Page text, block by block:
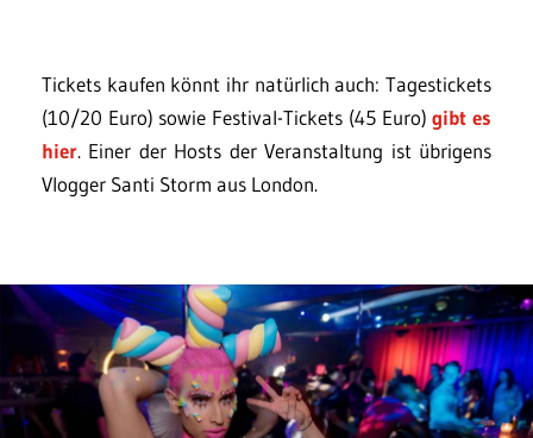
Tickets kaufen könnt ihr natürlich auch: Tagestickets
(10/20 Euro) sowie Festival-Tickets (45 Euro)gibt es
hier. Einer der Hosts der Veranstaltung ist übrigens
Vlogger Santi Storm aus London.